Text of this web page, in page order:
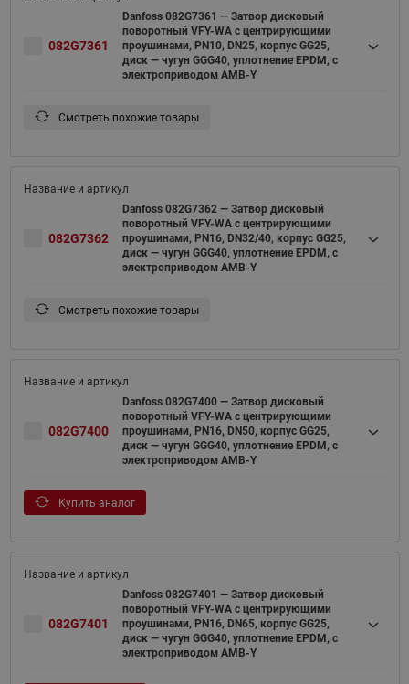
082G7361
Danfoss 082G7361 — Затвор дисковый
поворотный VFY-WA с центрирующими
проушинами, PN10, DN25, корпус GG25,
диск — чугун GGG40, уплотнение EPDM, с
электроприводом AMB-Y
Смотреть похожие товары
082G7362
Danfoss 082G7362 — Затвор дисковый
поворотный VFY-WA с центрирующими
проушинами, PN16, DN32/40, корпус GG25,
диск — чугун GGG40, уплотнение EPDM, с
электроприводом AMB-Y
Смотреть похожие товары
082G7400
Danfoss 082G7400 — Затвор дисковый
поворотный VFY-WA с центрирующими
проушинами, PN16, DN50, корпус GG25,
диск — чугун GGG40, уплотнение EPDM, с
электроприводом AMB-Y
Купить аналог
082G7401
Danfoss 082G7401 — Затвор дисковый
поворотный VFY-WA с центрирующими
проушинами, PN16, DN65, корпус GG25,
диск — чугун GGG40, уплотнение EPDM, с
электроприводом AMB-Y